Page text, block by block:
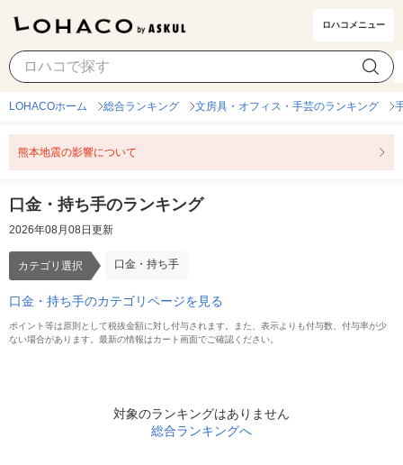
ロハコメニュー
口金・持ち手 カテゴリ選択
LOHACOホーム 総合ランキング 文房具・オフィス・手芸のランキング
熊本地震の影響について
口金・持ち手のランキング
2026年08月08日更新
カテゴリ選択 口金・持ち手
口金・持ち手のカテゴリページを見る
ポイント等は原則として税抜金額に対し付与されます。また、表示よりも付与数、付与率が少
ない場合があります。最新の情報はカート画面でご確認ください。
対象のランキングはありません
総合ランキングへ